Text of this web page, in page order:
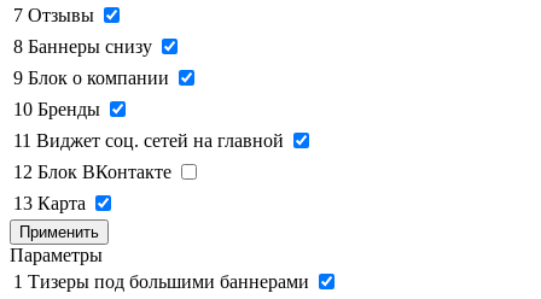
7 Отзывы
8 Баннеры снизу
9 Блок о компании
10 Бренды
11 Виджет соц. сетей на главной
12 Блок ВКонтакте
13 Карта
Применить
Параметры
1 Тизеры под большими баннерами